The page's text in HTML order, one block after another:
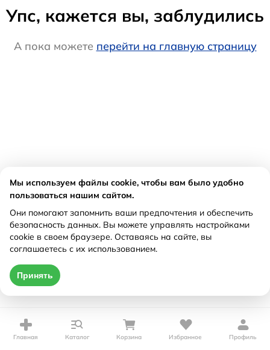
Упс, кажется вы, заблудились
А пока можете перейти на главную страницу
Главная Каталог Корзина Избранное Профиль
Мы используем файлы cookie, чтобы вам было удобно
пользоваться нашим сайтом.
Они помогают запомнить ваши предпочтения и обеспечить
безопасность данных. Вы можете управлять настройками
cookie в своем браузере. Оставаясь на сайте, вы
соглашаетесь с их использованием.
Принять